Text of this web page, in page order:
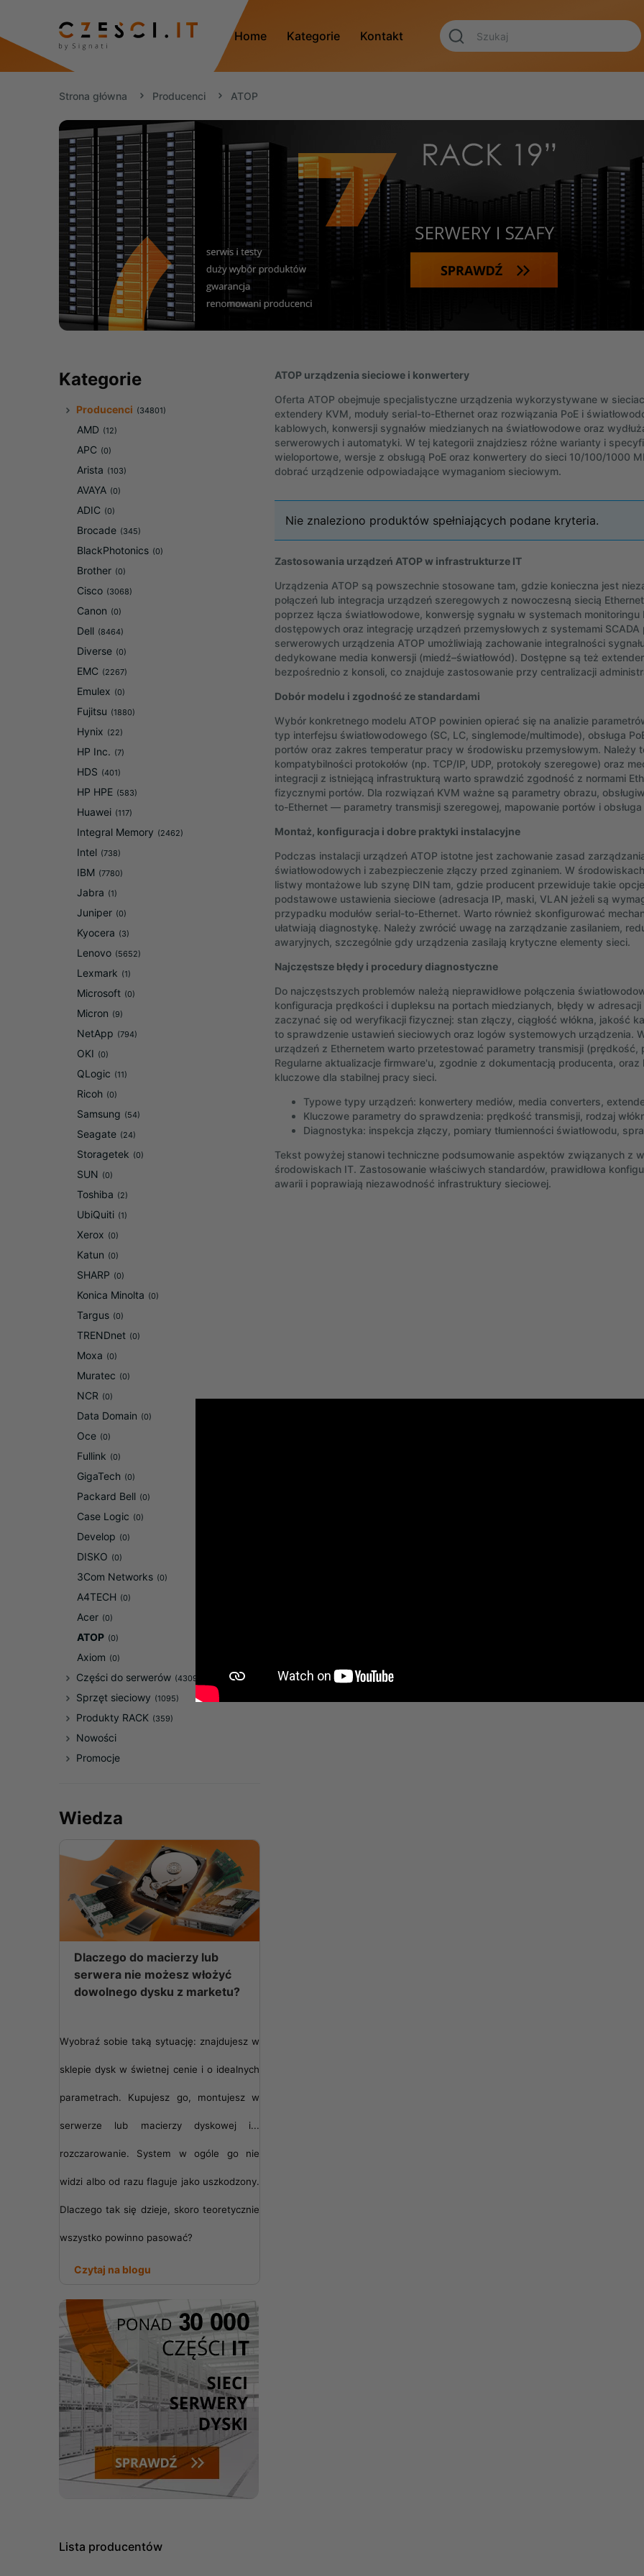
Home Kategorie Kontakt
Strona główna Producenci ATOP
Kategorie
Producenci (34801)
AMD (12)
APC (0)
Arista (103)
AVAYA (0)
ADIC (0)
Brocade (345)
BlackPhotonics (0)
Brother (0)
Cisco (3068)
Canon (0)
Dell (8464)
Diverse (0)
EMC (2267)
Emulex (0)
Fujitsu (1880)
Hynix (22)
HP Inc. (7)
HDS (401)
HP HPE (583)
Huawei (117)
Integral Memory (2462)
Intel (738)
IBM (7780)
Jabra (1)
Juniper (0)
Kyocera (3)
Lenovo (5652)
Lexmark (1)
Microsoft (0)
Micron (9)
NetApp (794)
OKI (0)
QLogic (11)
Ricoh (0)
Samsung (54)
Seagate (24)
Storagetek (0)
SUN (0)
Toshiba (2)
UbiQuiti (1)
Xerox (0)
Katun (0)
SHARP (0)
Konica Minolta (0)
Targus (0)
TRENDnet (0)
Moxa (0)
Muratec (0)
NCR (0)
Data Domain (0)
Oce (0)
Fullink (0)
GigaTech (0)
Packard Bell (0)
Case Logic (0)
Develop (0)
DISKO (0)
3Com Networks (0)
A4TECH (0)
Acer (0)
ATOP (0)
Axiom (0)
Części do serwerów (43092)
Sprzęt sieciowy (1095)
Produkty RACK (359)
Nowości
Promocje
Wiedza
Dlaczego do macierzy lub
serwera nie możesz włożyć
dowolnego dysku z marketu?
Wyobraź sobie taką sytuację: znajdujesz w
sklepie dysk w świetnej cenie i o idealnych
parametrach. Kupujesz go, montujesz w
serwerze lub macierzy dyskowej i...
rozczarowanie. System w ogóle go nie
widzi albo od razu flaguje jako uszkodzony.
Dlaczego tak się dzieje, skoro teoretycznie
wszystko powinno pasować?
Czytaj na blogu
ATOP urządzenia sieciowe i konwertery
Oferta ATOP obejmuje specjalistyczne urządzenia wykorzystywane w
extendery KVM, moduły serial-to-Ethernet oraz rozwiązania PoE i
kablowych, konwersji sygnałów miedzianych na światłowodowe oraz
serwerowych i automatyki. W tej kategorii znajdziesz różne warianty i
wieloportowe, wersje z obsługą PoE oraz konwertery do sieci 10/100/1000
dobrać urządzenie odpowiadające wymaganiom sieciowym.
Nie znaleziono produktów spełniających podane kryteria.
Zastosowania urządzeń ATOP w infrastrukturze IT
Urządzenia ATOP są powszechnie stosowane tam, gdzie konieczna jest
połączeń lub integracja urządzeń szeregowych z nowoczesną siecią
poprzez łącza światłowodowe, konwersję sygnału w systemach
dostępowych oraz integrację urządzeń przemysłowych z systemami
serwerowych urządzenia ATOP umożliwiają zachowanie integralności
dedykowane media konwersji (miedź–światłowód). Dostępne są też
bezpośrednio z konsoli, co znajduje zastosowanie przy centralizacji
Dobór modelu i zgodność ze standardami
Wybór konkretnego modelu ATOP powinien opierać się na analizie
typ interfejsu światłowodowego (SC, LC, singlemode/multimode), obsługa
portów oraz zakres temperatur pracy w środowisku przemysłowym.
kompatybilności protokołów (np. TCP/IP, UDP, protokoły szeregowe) oraz
integracji z istniejącą infrastrukturą warto sprawdzić zgodność z normami
fizycznymi portów. Dla rozwiązań KVM ważne są parametry obrazu,
to-Ethernet — parametry transmisji szeregowej, mapowanie portów i
Montaż, konfiguracja i dobre praktyki instalacyjne
Podczas instalacji urządzeń ATOP istotne jest zachowanie zasad
światłowodowych i zabezpieczenie złączy przed zginaniem. W
listwy montażowe lub szynę DIN tam, gdzie producent przewiduje takie
podstawowe ustawienia sieciowe (adresacja IP, maski, VLAN jeżeli są
przypadku modułów serial-to-Ethernet. Warto również skonfigurować
ułatwiają diagnostykę. Należy zwrócić uwagę na zarządzanie zasilaniem,
awaryjnych, szczególnie gdy urządzenia zasilają krytyczne elementy sieci.
Najczęstsze błędy i procedury diagnostyczne
Do najczęstszych problemów należą nieprawidłowe połączenia
konfiguracja prędkości i dupleksu na portach miedzianych, błędy w
zaczynać się od weryfikacji fizycznej: stan złączy, ciągłość włókna, jakość
to sprawdzenie ustawień sieciowych oraz logów systemowych urządzenia.
urządzeń z Ethernetem warto przetestować parametry transmisji
Regularne aktualizacje firmware'u, zgodnie z dokumentacją producenta,
kluczowe dla stabilnej pracy sieci.
Typowe typy urządzeń: konwertery mediów, media converters,
Kluczowe parametry do sprawdzenia: prędkość transmisji, rodzaj
Diagnostyka: inspekcja złączy, pomiary tłumienności światłowodu,
Tekst powyżej stanowi techniczne podsumowanie aspektów związanych z
środowiskach IT. Zastosowanie właściwych standardów, prawidłowa
awarii i poprawiają niezawodność infrastruktury sieciowej.
Lista producentów